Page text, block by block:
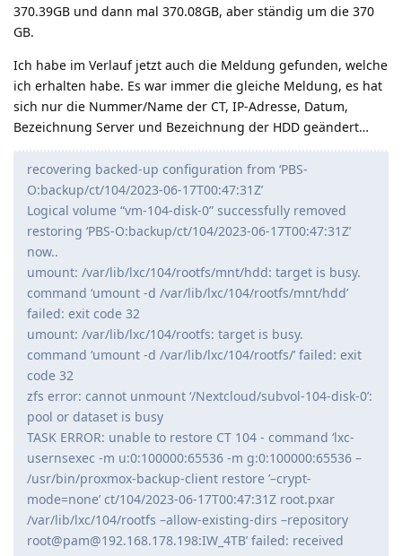
370.39GB und dann mal 370.08GB, aber ständig um die 370
GB.
Ich habe im Verlauf jetzt auch die Meldung gefunden, welche
ich erhalten habe. Es war immer die gleiche Meldung, es hat
sich nur die Nummer/Name der CT, IP-Adresse, Datum,
Bezeichnung Server und Bezeichnung der HDD geändert…
recovering backed-up configuration from ‘PBS-
O:backup/ct/104/2023-06-17T00:47:31Z’
Logical volume “vm-104-disk-0” successfully removed
restoring ‘PBS-O:backup/ct/104/2023-06-17T00:47:31Z’
now..
umount: /var/lib/lxc/104/rootfs/mnt/hdd: target is busy.
command ‘umount -d /var/lib/lxc/104/rootfs/mnt/hdd’
failed: exit code 32
umount: /var/lib/lxc/104/rootfs: target is busy.
command ‘umount -d /var/lib/lxc/104/rootfs/’ failed: exit
code 32
zfs error: cannot unmount ‘/Nextcloud/subvol-104-disk-0’:
pool or dataset is busy
TASK ERROR: unable to restore CT 104 - command ‘lxc-
usernsexec -m u:0:100000:65536 -m g:0:100000:65536 –
/usr/bin/proxmox-backup-client restore ’–crypt-
mode=none’ ct/104/2023-06-17T00:47:31Z root.pxar
/var/lib/lxc/104/rootfs –allow-existing-dirs –repository
root@pam@192.168.178.198:IW_4TB’ failed: received